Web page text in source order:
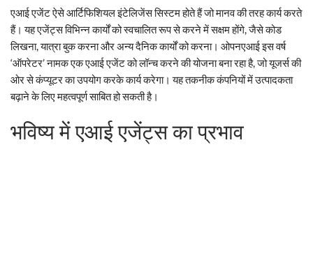
एआई एजेंट ऐसे आर्टिफिशियल इंटेलिजेंस सिस्टम होते हैं जो मानव की तरह कार्य करते
हैं। यह एजेंट्स विभिन्न कार्यों को स्वचालित रूप से करने में सक्षम होंगे, जैसे कोड
लिखना, यात्रा बुक करना और अन्य दैनिक कार्यों को करना। ओपनएआई इस वर्ष
‘ऑपरेटर’ नामक एक एआई एजेंट को लॉन्च करने की योजना बना रहा है, जो यूजर्स की
ओर से कंप्यूटर का उपयोग करके कार्य करेगा। यह तकनीक कंपनियों में उत्पादकता
बढ़ाने के लिए महत्वपूर्ण साबित हो सकती है।
भविष्य में एआई एजेंट्स का प्रभाव